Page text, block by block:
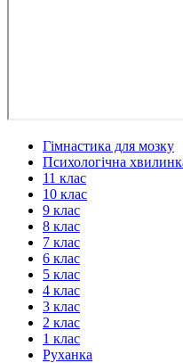
Гімнастика для мозку
Психологічна
11 клас
10 клас
9 клас
8 клас
7 клас
6 клас
5 клас
4 клас
3 клас
2 клас
1 клас
Руханка